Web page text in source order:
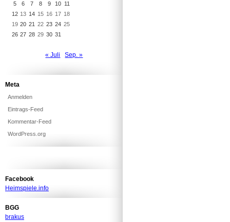
5
6 7 8 9 10 11
12 13 14 15 16 17 18
19 20 21 22 23 24 25
26 27 28 29 30 31
« Juli Sep. »
Meta
Anmelden
Eintrags-Feed
Kommentar-Feed
WordPress.org
Facebook
Heimspiele.info
BGG
brakus